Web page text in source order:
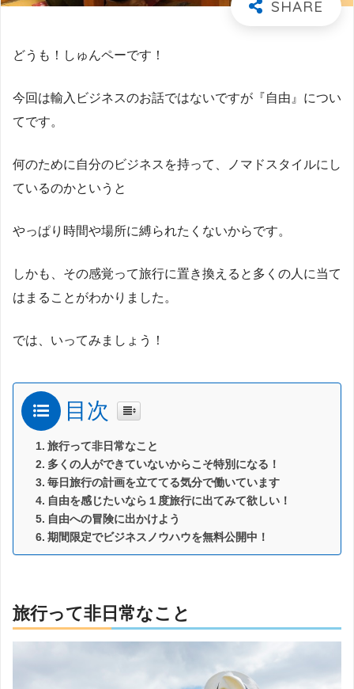
どうも！しゅんペーです！
今回は輸入ビジネスのお話ではないですが『自由』につい
てです。
何のために自分のビジネスを持って、ノマドスタイルにし
ているのかというと
やっぱり時間や場所に縛られたくないからです。
しかも、その感覚って旅行に置き換えると多くの人に当て
はまることがわかりました。
では、いってみましょう！
目次
旅行って非日常なこと
多くの人ができていないからこそ特別になる！
毎日旅行の計画を立ててる気分で働いています
自由を感じたいなら１度旅行に出てみて欲しい！
自由への冒険に出かけよう
期間限定でビジネスノウハウを無料公開中！
旅行って非日常なこと